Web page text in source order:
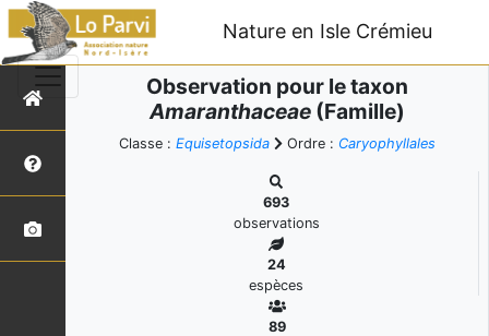
Nature en Isle Crémieu
Observation pour le taxon
Amaranthaceae(Famille)
Classe : Equisetopsida Ordre : Caryophyllales
693
observations
24
espèces
89